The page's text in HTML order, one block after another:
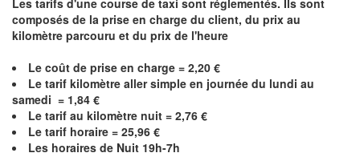
Les tarifs d'une course de taxi sont réglementés. Ils sont
composés de la prise en charge du client, du prix au
kilomètre parcouru et du prix de l'heure
Le coût de prise en charge = 2,20 €
Le tarif kilomètre aller simple en journée du lundi au
samedi = 1,84 €
Le tarif au kilomètre nuit = 2,76 €
Le tarif horaire = 25,96 €
Les horaires de Nuit 19h-7h